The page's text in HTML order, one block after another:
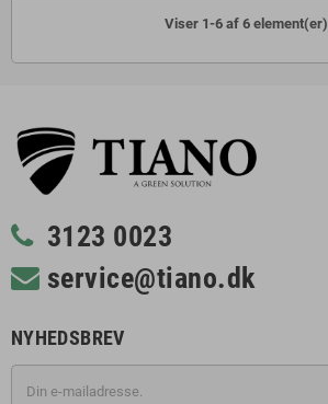
Viser 1-6 af 6 element(er)
3123 0023
service@tiano.dk
NYHEDSBREV